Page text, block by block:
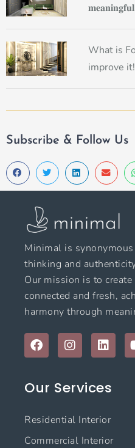
What is
improve it!
Subscribe & Follow Us
Minimal is
thinking and
Our mission is to
connected and fresh,
harmony through
F
a
c
b
k
I
n
s
a
r
a
m
L
i
n
e
n
Our Services
Residential Interior
Commercial Interior